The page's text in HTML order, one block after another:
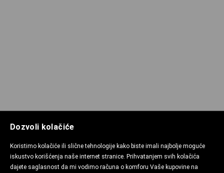
Dozvoli kolačiće
Koristimo kolačiće ili slične tehnologije kako biste imali najbolje moguće
iskustvo korišćenja naše internet stranice. Prihvatanjem svih kolačića
dajete saglasnost da mi vodimo računa o komforu Vaše kupovine na